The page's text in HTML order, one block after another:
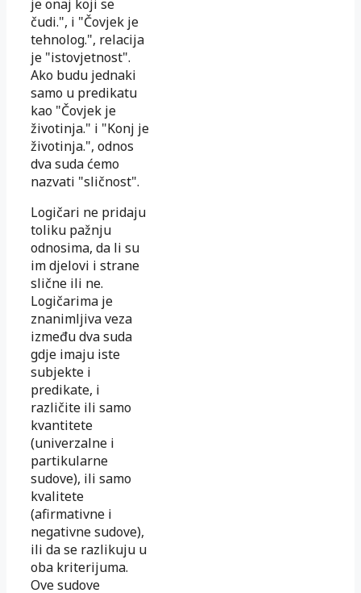
je onaj koji se
čudi.", i "Čovjek je
tehnolog.", relacija
je "istovjetnost".
Ako budu jednaki
samo u predikatu
kao "Čovjek je
životinja." i "Konj je
životinja.", odnos
dva suda ćemo
nazvati "sličnost".
Logičari ne pridaju
toliku pažnju
odnosima, da li su
im djelovi i strane
slične ili ne.
Logičarima je
znanimljiva veza
između dva suda
gdje imaju iste
subjekte i
predikate, i
različite ili samo
kvantitete
(univerzalne i
partikularne
sudove), ili samo
kvalitete
(afirmativne i
negativne sudove),
ili da se razlikuju u
oba kriterijuma.
Ove sudove